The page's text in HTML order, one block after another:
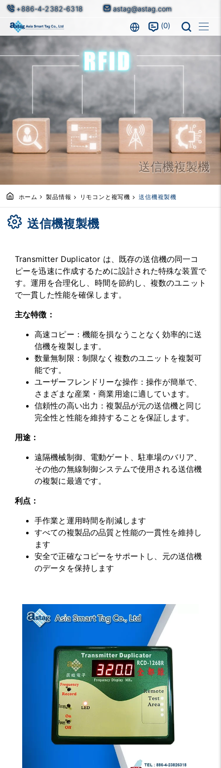
+886-4-2382-6318 astag@astag.com
0
送信機複製機
ホーム 製品情報 リモコンと複写機 送信機複製機
送信機複製機
Transmitter Duplicator は、既存の送信機の同一コ
ピーを迅速に作成するために設計された特殊な装置で
す。運用を合理化し、時間を節約し、複数のユニット
で一貫した性能を確保します。
主な特徴：
高速コピー：機能を損なうことなく効率的に送
信機を複製します。
数量無制限：制限なく複数のユニットを複製可
能です。
ユーザーフレンドリーな操作：操作が簡単で、
さまざまな産業・商業用途に適しています。
信頼性の高い出力：複製品が元の送信機と同じ
完全性と性能を維持することを保証します。
用途：
遠隔機械制御、電動ゲート、駐車場のバリア、
その他の無線制御システムで使用される送信機
の複製に最適です。
利点：
手作業と運用時間を削減します
すべての複製品の品質と性能の一貫性を維持し
ます
安全で正確なコピーをサポートし、元の送信機
のデータを保持します